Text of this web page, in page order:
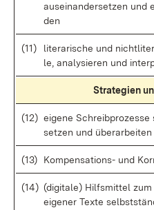
aus­ein­an­der­set­zen und
den
(11)
li­te­ra­ri­sche und
le, ana­ly­sie­ren und
Stra­te­gi­en
(12) ei­ge­ne
set­zen und über­ar­bei­ten
(13) Kom­pen­sa­ti­ons- und
(14) (di­gi­ta­le) Hilfs­mit­tel
ei­ge­ner Tex­te